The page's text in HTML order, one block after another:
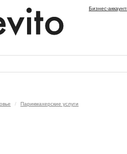
Бизнес-
Парикмахерские услуги